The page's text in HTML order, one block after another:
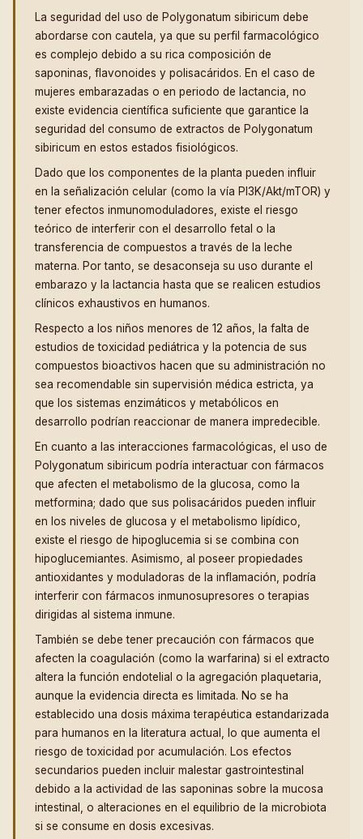
La seguridad del uso de Polygonatum sibiricum debe
abordarse con cautela, ya que su perfil farmacológico
es complejo debido a su rica composición de
saponinas, flavonoides y polisacáridos. En el caso de
mujeres embarazadas o en periodo de lactancia, no
existe evidencia científica suficiente que garantice la
seguridad del consumo de extractos de Polygonatum
sibiricum en estos estados fisiológicos.
Dado que los componentes de la planta pueden influir
en la señalización celular (como la vía PI3K/Akt/mTOR) y
tener efectos inmunomoduladores, existe el riesgo
teórico de interferir con el desarrollo fetal o la
transferencia de compuestos a través de la leche
materna. Por tanto, se desaconseja su uso durante el
embarazo y la lactancia hasta que se realicen estudios
clínicos exhaustivos en humanos.
Respecto a los niños menores de 12 años, la falta de
estudios de toxicidad pediátrica y la potencia de sus
compuestos bioactivos hacen que su administración no
sea recomendable sin supervisión médica estricta, ya
que los sistemas enzimáticos y metabólicos en
desarrollo podrían reaccionar de manera impredecible.
En cuanto a las interacciones farmacológicas, el uso de
Polygonatum sibiricum podría interactuar con fármacos
que afecten el metabolismo de la glucosa, como la
metformina; dado que sus polisacáridos pueden influir
en los niveles de glucosa y el metabolismo lipídico,
existe el riesgo de hipoglucemia si se combina con
hipoglucemiantes. Asimismo, al poseer propiedades
antioxidantes y moduladoras de la inflamación, podría
interferir con fármacos inmunosupresores o terapias
dirigidas al sistema inmune.
También se debe tener precaución con fármacos que
afecten la coagulación (como la warfarina) si el extracto
altera la función endotelial o la agregación plaquetaria,
aunque la evidencia directa es limitada. No se ha
establecido una dosis máxima terapéutica estandarizada
para humanos en la literatura actual, lo que aumenta el
riesgo de toxicidad por acumulación. Los efectos
secundarios pueden incluir malestar gastrointestinal
debido a la actividad de las saponinas sobre la mucosa
intestinal, o alteraciones en el equilibrio de la microbiota
si se consume en dosis excesivas.